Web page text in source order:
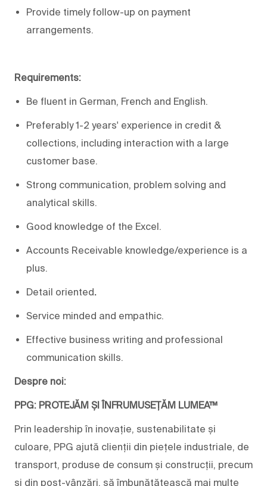
Provide timely follow-up on payment
arrangements.
Requirements:
Be fluent in German, French and English.
Preferably 1-2 years' experience in credit &
collections, including interaction with a large
customer base.
Strong communication, problem solving and
analytical skills.
Good knowledge of the Excel.
Accounts Receivable knowledge/experience is a
plus.
Detail oriented.
Service minded and empathic.
Effective business writing and professional
communication skills.
Despre noi:
PPG: PROTEJĂM ȘI ÎNFRUMUSEȚĂM LUMEA™
Prin leadership în inovație, sustenabilitate și
culoare, PPG ajută clienții din piețele industriale, de
transport, produse de consum și construcții, precum
și din post-vânzări, să îmbunătățească mai multe